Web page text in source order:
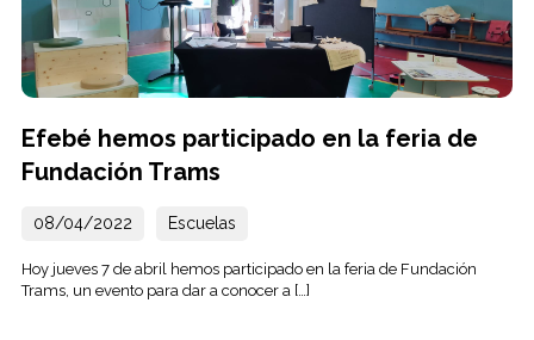
Efebé hemos participado en la feria de
Fundación Trams
08/04/2022 Escuelas
Hoy jueves 7 de abril hemos participado en la feria de Fundación
Trams, un evento para dar a conocer a […]